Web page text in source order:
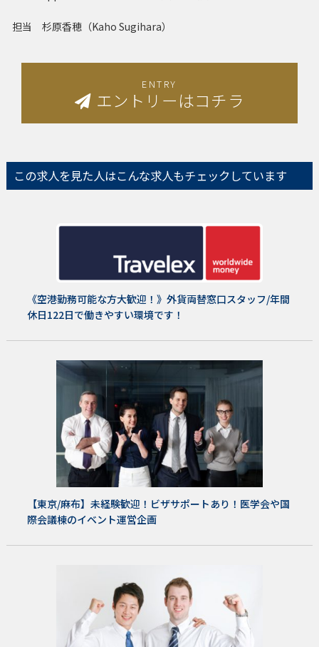
担当 杉原香穂（Kaho Sugihara）
ENTRY
エントリーはコチラ
この求人を見た人はこんな求人もチェックしています
《空港勤務可能な方大歓迎！》外貨両替窓口スタッフ/年間
休日122日で働きやすい環境です！
【東京/麻布】未経験歓迎！ビザサポートあり！医学会や国
際会議棟のイベント運営企画